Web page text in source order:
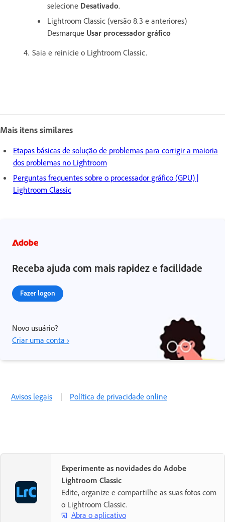
selecione Desativado.
Lightroom Classic (versão 8.3 e anteriores)
Desmarque Usar processador gráfico
Saia e reinicie o Lightroom Classic.
Mais itens similares
Etapas básicas de solução de problemas para corrigir a maioria
dos problemas no Lightroom
Perguntas frequentes sobre o processador gráfico (GPU) |
Lightroom Classic
Receba ajuda com mais rapidez e facilidade
Fazer logon
Novo usuário?
Criar uma conta ›
Avisos legais | Política de privacidade online
Experimente as novidades do Adobe
Lightroom Classic
Edite, organize e compartilhe as suas fotos com
o Lightroom Classic.
Abra o aplicativo